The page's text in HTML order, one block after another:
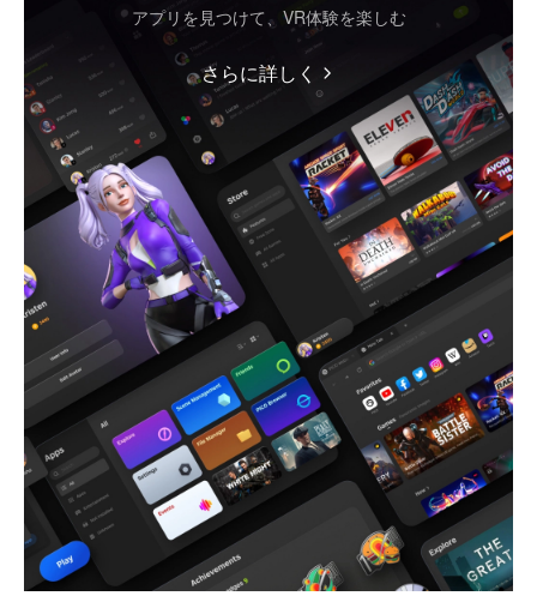
アプリを見つけて、VR体験を楽しむ
さらに詳しく